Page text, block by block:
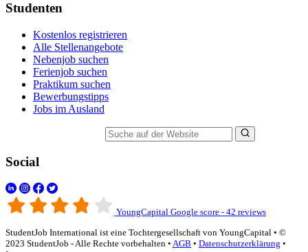
Studenten
Kostenlos registrieren
Alle Stellenangebote
Nebenjob suchen
Ferienjob suchen
Praktikum suchen
Bewerbungstipps
Jobs im Ausland
Social
YoungCapital Google score - 42 reviews
StudentJob International ist eine Tochtergesellschaft von YoungCapital • ©
2023 StudentJob - Alle Rechte vorbehalten • AGB • Datenschutzerklärung •